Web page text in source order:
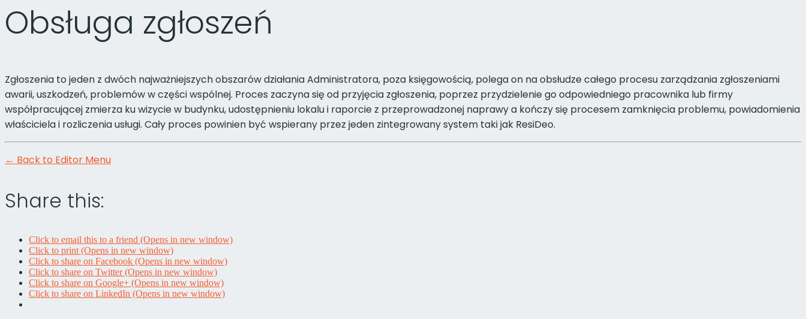
Obsługa zgłoszeń
Zgłoszenia to jeden z dwóch najważniejszych obszarów działania Administratora, poza księgowością, polega on na obsłudze całego procesu zarządzania zgłoszeniami
awarii, uszkodzeń, problemów w części wspólnej. Proces zaczyna się od przyjęcia zgłoszenia, poprzez przydzielenie go odpowiedniego pracownika lub firmy
współpracującej zmierza ku wizycie w budynku, udostępnieniu lokalu i raporcie z przeprowadzonej naprawy a kończy się procesem zamknięcia problemu, powiadomienia
właściciela i rozliczenia usługi. Cały proces powinien być wspierany przez jeden zintegrowany system taki jak ResiDeo.
← Back to Editor Menu
Share this:
Click to email this to a friend (Opens in new window)
Click to print (Opens in new window)
Click to share on Facebook (Opens in new window)
Click to share on Twitter (Opens in new window)
Click to share on Google+ (Opens in new window)
Click to share on LinkedIn (Opens in new window)